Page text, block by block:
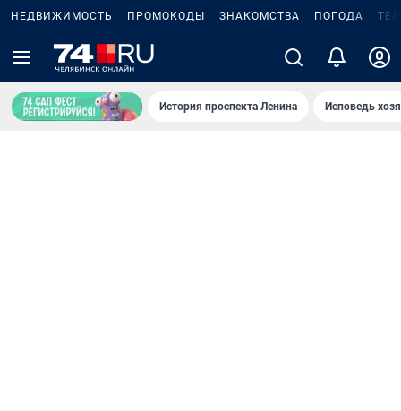
НЕДВИЖИМОСТЬ ПРОМОКОДЫ ЗНАКОМСТВА ПОГОДА
История проспекта Ленина Исповедь